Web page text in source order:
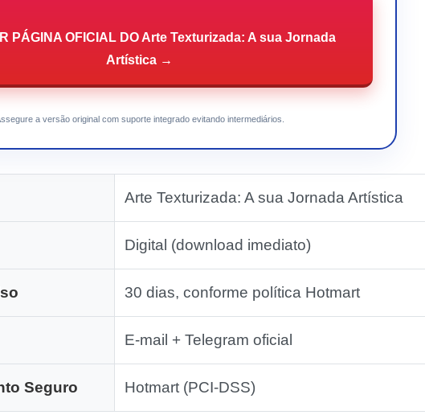
PÁGINA OFICIAL DO Arte Texturizada: A sua Jornada
Artística →
a versão original com suporte integrado evitando intermediários.
Arte Texturizada: A sua Jornada Artística
Digital (download imediato)
30 dias, conforme política Hotmart
E‑mail + Telegram oficial
Seguro Hotmart (PCI‑DSS)